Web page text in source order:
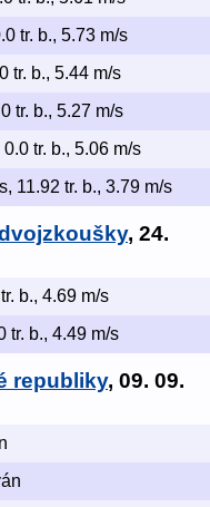
tr. b., 5.73 m/s
tr. b., 5.44 m/s
tr. b., 5.27 m/s
tr. b., 5.06 m/s
11.92 tr. b., 3.79 m/s
, 24.
b., 4.69 m/s
tr. b., 4.49 m/s
republiky, 09. 09.